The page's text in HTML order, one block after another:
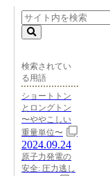
検索されてい
る用語
ショートトン
とロングトン
〜ややこしい
重量単位〜
2024.09.24
原子力発電の
安全: 圧力逃し